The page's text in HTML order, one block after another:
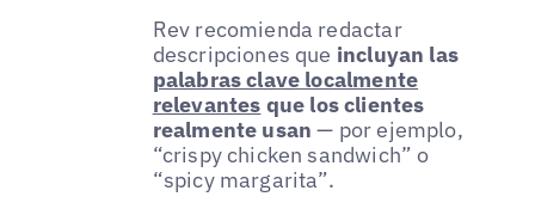
Rev recomienda redactar
descripciones que incluyan las
palabras clave localmente
relevantes que los clientes
realmente usan — por ejemplo,
“crispy chicken sandwich” o
“spicy margarita”.